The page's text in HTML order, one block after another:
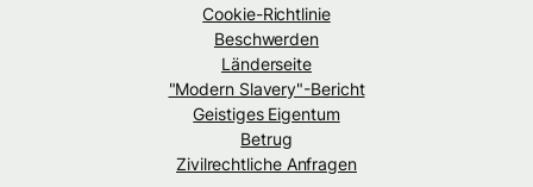
Cookie-Richtlinie
Beschwerden
Länderseite
"Modern Slavery"-Bericht
Geistiges Eigentum
Betrug
Zivilrechtliche Anfragen